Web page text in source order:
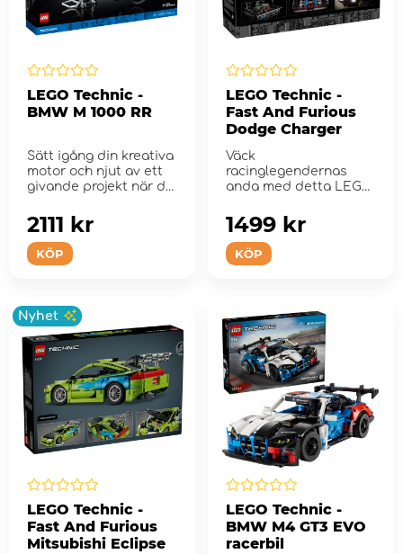
LEGO Technic -
BMW M 1000 RR
Sätt igång din kreativa
motor och njut av ett
givande projekt när du
KÖP
2111 kr
LEGO Technic -
Fast And Furious
Dodge Charger
Väck
racinglegendernas
anda med detta LEGO
KÖP
1499 kr
Nyhet
LEGO Technic -
Fast And Furious
Mitsubishi Eclipse
LEGO Technic -
BMW M4 GT3 EVO
racerbil